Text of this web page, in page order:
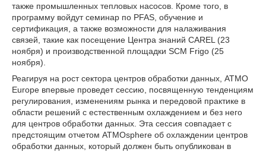
также промышленных тепловых насосов. Кроме того, в
программу войдут семинар по PFAS, обучение и
сертификация, а также возможности для налаживания
связей, такие как посещение Центра знаний CAREL (23
ноября) и производственной площадки SCM Frigo (25
ноября).
Реагируя на рост сектора центров обработки данных, ATMO
Europe впервые проведет сессию, посвященную тенденциям
регулирования, изменениям рынка и передовой практике в
области решений с естественным охлаждением и без него
для центров обработки данных. Эта сессия совпадает с
предстоящим отчетом ATMOsphere об охлаждении центров
обработки данных, который должен быть опубликован в